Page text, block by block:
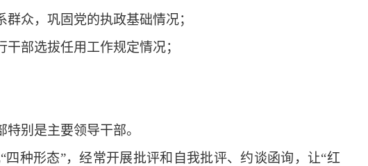
众，巩固党的执政基础情况；
部选拔任用工作规定情况；
别是主要领导干部。
“四种形态”，经常开展批评和自我批评、约谈函询，让“红